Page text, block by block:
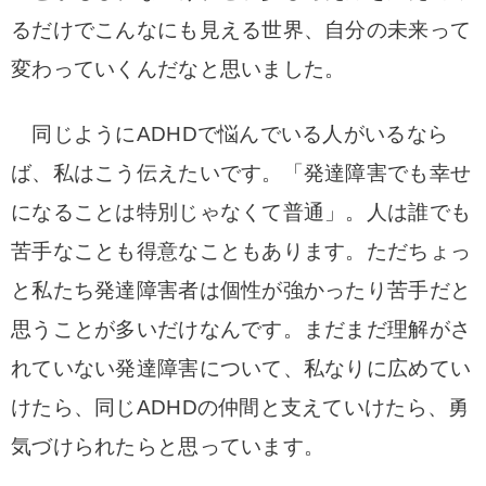
るだけでこんなにも見える世界、自分の未来って
変わっていくんだなと思いました。
同じようにADHDで悩んでいる人がいるなら
ば、私はこう伝えたいです。「発達障害でも幸せ
になることは特別じゃなくて普通」。人は誰でも
苦手なことも得意なこともあります。ただちょっ
と私たち発達障害者は個性が強かったり苦手だと
思うことが多いだけなんです。まだまだ理解がさ
れていない発達障害について、私なりに広めてい
けたら、同じADHDの仲間と支えていけたら、勇
気づけられたらと思っています。